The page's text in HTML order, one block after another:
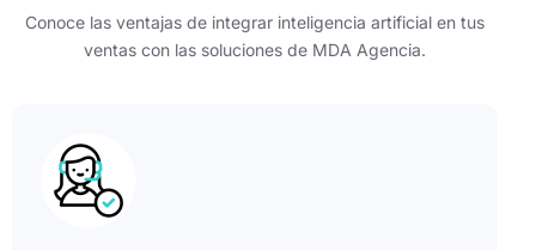
Conoce las ventajas de integrar inteligencia artificial en tus
ventas con las soluciones de MDA Agencia.